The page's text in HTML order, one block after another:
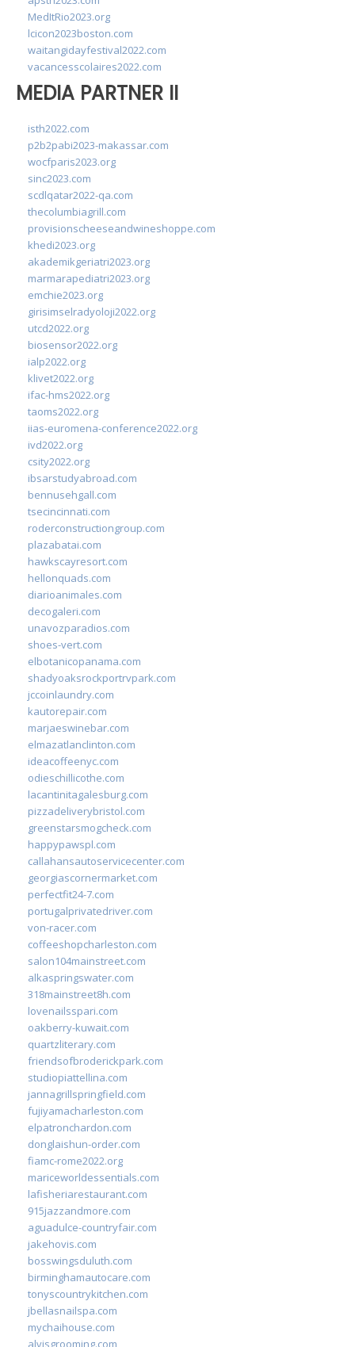
MedItRio2023.org
lcicon2023boston.com
waitangidayfestival2022.com
vacancesscolaires2022.com
MEDIA PARTNER II
isth2022.com
p2b2pabi2023-makassar.com
wocfparis2023.org
sinc2023.com
scdlqatar2022-qa.com
thecolumbiagrill.com
provisionscheeseandwineshoppe.com
khedi2023.org
akademikgeriatri2023.org
marmarapediatri2023.org
emchie2023.org
girisimselradyoloji2022.org
utcd2022.org
biosensor2022.org
ialp2022.org
klivet2022.org
ifac-hms2022.org
taoms2022.org
iias-euromena-conference2022.org
ivd2022.org
csity2022.org
ibsarstudyabroad.com
bennusehgall.com
tsecincinnati.com
roderconstructiongroup.com
plazabatai.com
hawkscayresort.com
hellonquads.com
diarioanimales.com
decogaleri.com
unavozparadios.com
shoes-vert.com
elbotanicopanama.com
shadyoaksrockportrvpark.com
jccoinlaundry.com
kautorepair.com
marjaeswinebar.com
elmazatlanclinton.com
ideacoffeenyc.com
odieschillicothe.com
lacantinitagalesburg.com
pizzadeliverybristol.com
greenstarsmogcheck.com
happypawspl.com
callahansautoservicecenter.com
georgiascornermarket.com
perfectfit24-7.com
portugalprivatedriver.com
von-racer.com
coffeeshopcharleston.com
salon104mainstreet.com
alkaspringswater.com
318mainstreet8h.com
lovenailsspari.com
oakberry-kuwait.com
quartzliterary.com
friendsofbroderickpark.com
studiopiattellina.com
jannagrillspringfield.com
fujiyamacharleston.com
elpatronchardon.com
donglaishun-order.com
fiamc-rome2022.org
mariceworldessentials.com
lafisheriarestaurant.com
915jazzandmore.com
aguadulce-countryfair.com
jakehovis.com
bosswingsduluth.com
birminghamautocare.com
tonyscountrykitchen.com
jbellasnailspa.com
mychaihouse.com
alvisgrooming.com